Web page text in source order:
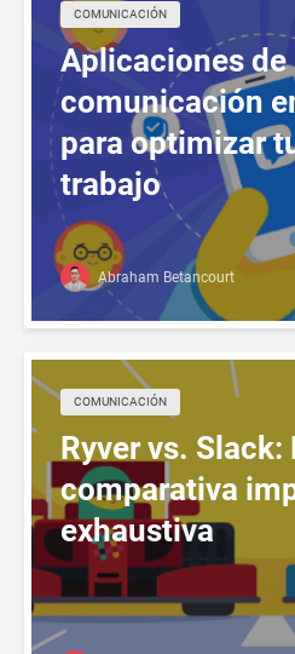
COMUNICACIÓN
Aplicaciones de
comunicación
para optimizar
trabajo
Abraham Betancourt
COMUNICACIÓN
Ryver vs. Slack:
comparativa
exhaustiva